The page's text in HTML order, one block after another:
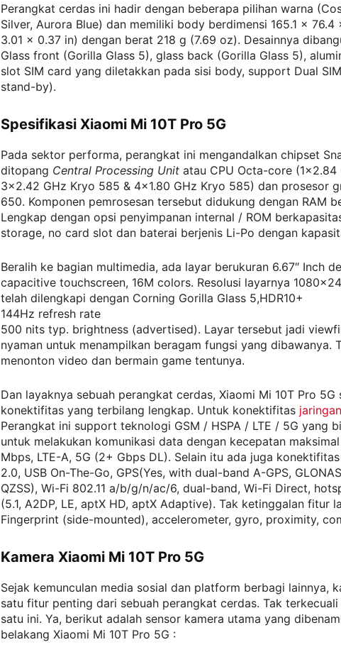
Perangkat cerdas ini hadir dengan beberapa pilihan warna
Silver, Aurora Blue) dan memiliki body berdimensi 165.1 x
3.01 x 0.37 in) dengan berat 218 g (7.69 oz). Desainnya
Glass front (Gorilla Glass 5), glass back (Gorilla Glass 5),
slot SIM card yang diletakkan pada sisi body, support Dual
stand-by).
Spesifikasi Xiaomi Mi 10T Pro 5G
Pada sektor performa, perangkat ini mengandalkan chipset
ditopang Central Processing Unit atau CPU Octa-core (1×2.84
3×2.42 GHz Kryo 585 & 4×1.80 GHz Kryo 585) dan prosesor
650. Komponen pemrosesan tersebut didukung dengan RAM
Lengkap dengan opsi penyimpanan internal / ROM
storage, no card slot dan baterai berjenis Li-Po dengan
Beralih ke bagian multimedia, ada layar berukuran 6.67″ Inch
capacitive touchscreen, 16M colors. Resolusi layarnya
telah dilengkapi dengan Corning Gorilla Glass 5,HDR10+
144Hz refresh rate
500 nits typ. brightness (advertised). Layar tersebut jadi
nyaman untuk menampilkan beragam fungsi yang dibawanya.
menonton video dan bermain game tentunya.
Dan layaknya sebuah perangkat cerdas, Xiaomi Mi 10T Pro 5G
konektifitas yang terbilang lengkap. Untuk konektifitas
Perangkat ini support teknologi GSM / HSPA / LTE / 5G yang
untuk melakukan komunikasi data dengan kecepatan
Mbps, LTE-A, 5G (2+ Gbps DL). Selain itu ada juga
2.0, USB On-The-Go, GPS(Yes, with dual-band A-GPS,
QZSS), Wi-Fi 802.11 a/b/g/n/ac/6, dual-band, Wi-Fi Direct,
(5.1, A2DP, LE, aptX HD, aptX Adaptive). Tak ketinggalan fitur
Fingerprint (side-mounted), accelerometer, gyro, proximity,
Kamera Xiaomi Mi 10T Pro 5G
Sejak kemunculan media sosial dan platform berbagi lainnya,
satu fitur penting dari sebuah perangkat cerdas. Tak
satu ini. Ya, berikut adalah sensor kamera utama yang
belakang Xiaomi Mi 10T Pro 5G :